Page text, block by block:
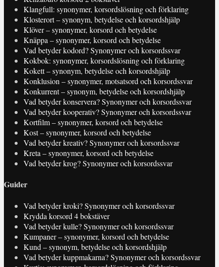
Klangfull: synonymer, korsordslösning och förklaring
Klosterort – synonym, betydelse och korsordshjälp
Klöver – synonymer, korsord och betydelse
Knäppa – synonymer, korsord och betydelse
Vad betyder kodord? Synonymer och korsordssvar
Kokbok: synonymer, korsordslösning och förklaring
Kokett – synonym, betydelse och korsordshjälp
Konklusion – synonymer, motsatsord och korsordssvar
Konkurrent – synonym, betydelse och korsordshjälp
Vad betyder konservera? Synonymer och korsordssvar
Vad betyder kooperativ? Synonymer och korsordssvar
Kortfilm – synonymer, korsord och betydelse
Kost – synonymer, korsord och betydelse
Vad betyder kreativ? Synonymer och korsordssvar
Kreta – synonymer, korsord och betydelse
Vad betyder krog? Synonymer och korsordssvar
Guider
Vad betyder kroki? Synonymer och korsordssvar
Krydda korsord 4 bokstäver
Vad betyder kulle? Synonymer och korsordssvar
Kumpaner – synonymer, korsord och betydelse
Kund – synonym, betydelse och korsordshjälp
Vad betyder kuppmakarna? Synonymer och korsordssvar